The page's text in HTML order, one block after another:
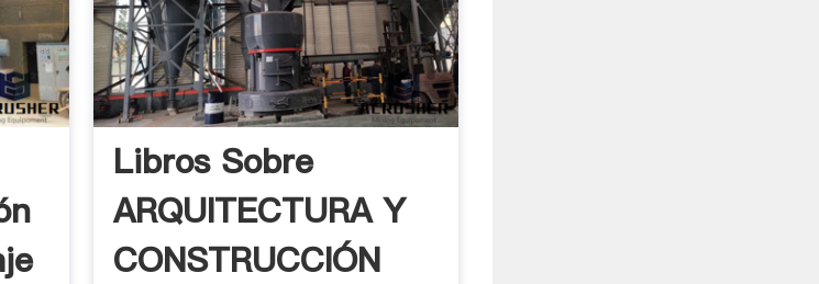
Libros Sobre
ARQUITECTURA Y
CONSTRUCCIÓN